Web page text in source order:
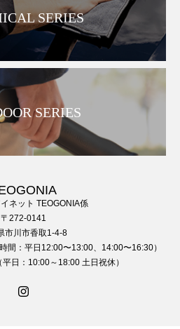
SERIES
SERIES
ネット TEOGONIA係
〒272-0141
市川市香取1-4-8
間：平日12:00〜13:00、14:00〜16:30）
日：10:00～18:00 土日祝休）